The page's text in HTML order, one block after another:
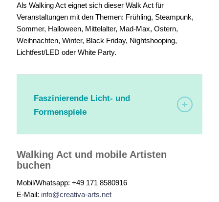
Als Walking Act eignet sich dieser Walk Act für
Veranstaltungen mit den Themen: Frühling, Steampunk,
Sommer, Halloween, Mittelalter, Mad-Max, Ostern,
Weihnachten, Winter, Black Friday, Nightshooping,
Lichtfest/LED oder White Party.
Faszinierende Licht- und
Formenspiele
Walking Act und mobile Artisten
buchen
Mobil/Whatsapp: +49 171 8580916
E-Mail: info@creativa-arts.net